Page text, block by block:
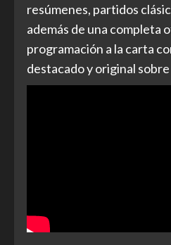
resúmenes, partidos
además de una completa
programación a la carta
destacado y original